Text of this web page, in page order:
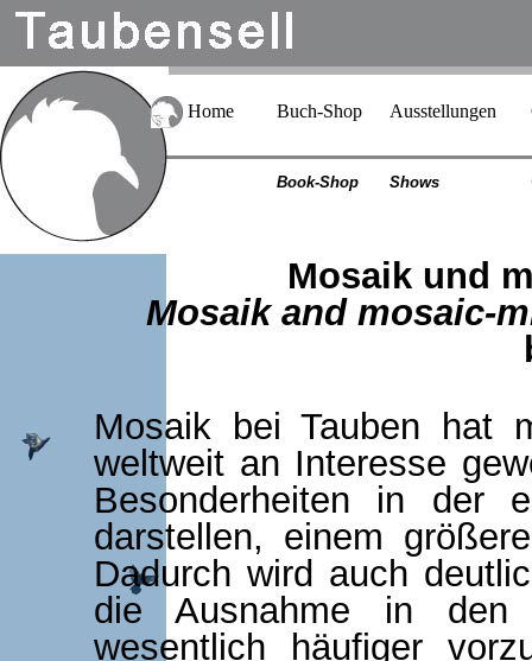
Home Buch-Shop Ausstellungen
Book-Shop Shows
Mosaik und
Mosaik and mosaic-
Mosaik bei Tauben hat
weltweit an Interesse
Besonderheiten in der
darstellen, einem
Dadurch wird auch
die Ausnahme in den
wesentlich häufiger